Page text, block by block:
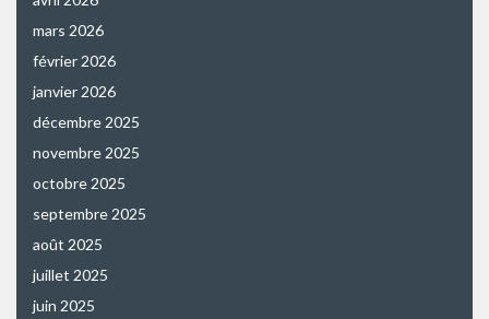
mars 2026
février 2026
janvier 2026
décembre 2025
novembre 2025
octobre 2025
septembre 2025
août 2025
juillet 2025
juin 2025